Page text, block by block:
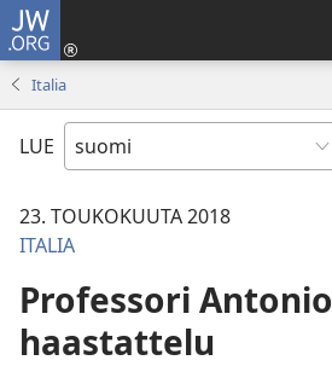
JW.ORG
Italia
LUE
23. TOUKOKUUTA 2018
ITALIA
Professori
haastattelu